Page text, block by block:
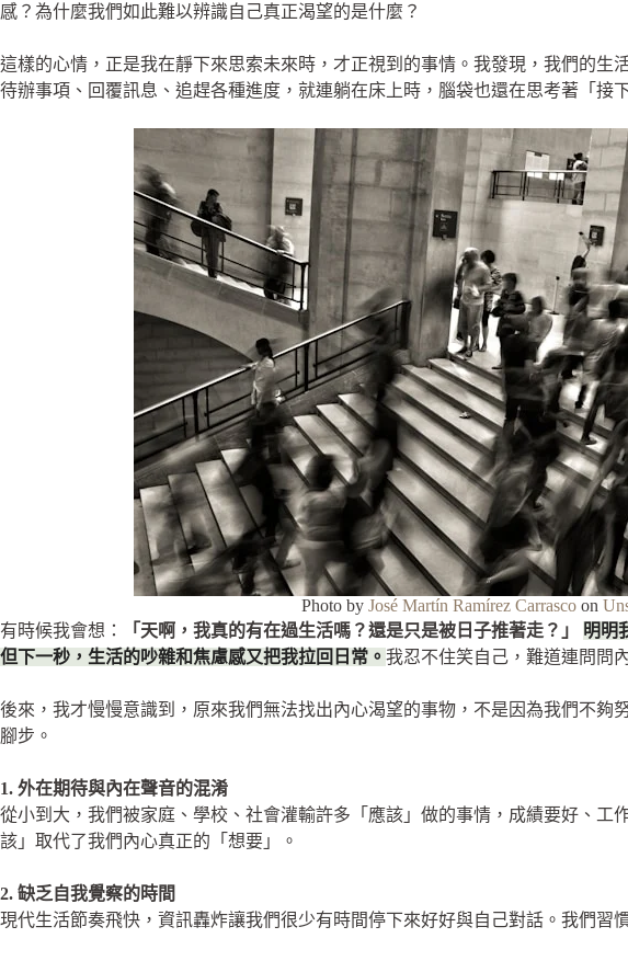
感？為什麼我們如此難以辨識自己真正渴望的是什麼？
這樣的心情，正是我在靜下來思索未來時，才正視到的事情。我發現，我們的生
待辦事項、回覆訊息、追趕各種進度，就連躺在床上時，腦袋也還在思考著「接
Photo by José Martín Ramírez Carrascoon
有時候我會想：
「天啊，我真的有在過生活嗎？還是只是被日子推著走？」
明明
但下一秒，生活的吵雜和焦慮感又把我拉回日常。 我忍不住笑自己，難道連問問
後來，我才慢慢意識到，原來我們無法找出內心渴望的事物，不是因為我們不夠
腳步。
1. 外在期待與內在聲音的混淆
從小到大，我們被家庭、學校、社會灌輸許多「應該」做的事情，成績要好、
該」取代了我們內心真正的「想要」。
2. 缺乏自我覺察的時間
現代生活節奏飛快，資訊轟炸讓我們很少有時間停下來好好與自己對話。我們習